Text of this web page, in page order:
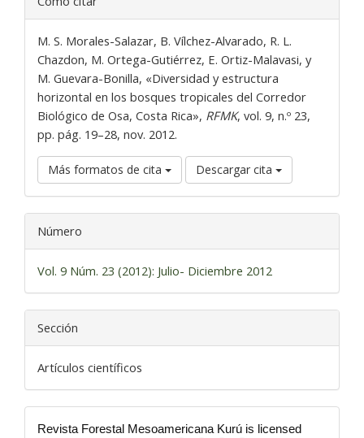
del
artículo
M. S. Morales-Salazar, B. Vílchez-Alvarado, R. L.
Chazdon, M. Ortega-Gutiérrez, E. Ortiz-Malavasi, y
M. Guevara-Bonilla, «Diversidad y estructura
horizontal en los bosques tropicales del Corredor
Biológico de Osa, Costa Rica», RFMK, vol. 9, n.º 23,
pp. pág. 19–28, nov. 2012.
Más formatos de cita Descargar cita
Número
Vol. 9 Núm. 23 (2012): Julio- Diciembre 2012
Sección
Artículos científicos
Revista Forestal Mesoamericana Kurú is licensed